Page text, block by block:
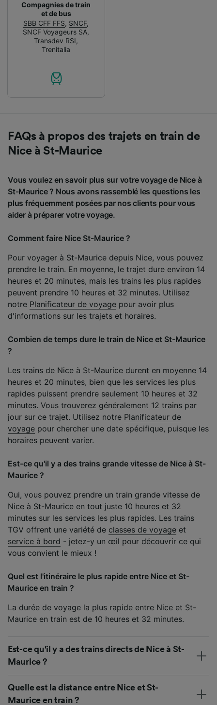
Compagnies de train
et de bus
SBB CFF FFS, SNCF,
SNCF Voyageurs SA,
Transdev RSI,
Trenitalia
FAQs à propos des trajets en train de
Nice à St-Maurice
Vous voulez en savoir plus sur votre voyage de Nice à
St-Maurice ? Nous avons rassemblé les questions les
plus fréquemment posées par nos clients pour vous
aider à préparer votre voyage.
Comment faire Nice St-Maurice ?
Pour voyager à St-Maurice depuis Nice, vous pouvez
prendre le train. En moyenne, le trajet dure environ 14
heures et 20 minutes, mais les trains les plus rapides
peuvent prendre 10 heures et 32 minutes. Utilisez
notre Planificateur de voyage pour avoir plus
d'informations sur les trajets et horaires.
Combien de temps dure le train de Nice et St-Maurice
?
Les trains de Nice à St-Maurice durent en moyenne 14
heures et 20 minutes, bien que les services les plus
rapides puissent prendre seulement 10 heures et 32
minutes. Vous trouverez généralement 12 trains par
jour sur ce trajet. Utilisez notre Planificateur de
voyage pour chercher une date spécifique, puisque les
horaires peuvent varier.
Est-ce qu'il y a des trains grande vitesse de Nice à St-
Maurice ?
Oui, vous pouvez prendre un train grande vitesse de
Nice à St-Maurice en tout juste 10 heures et 32
minutes sur les services les plus rapides. Les trains
TGV offrent une variété de classes de voyage et
service à bord - jetez-y un œil pour découvrir ce qui
vous convient le mieux !
Quel est l'itinéraire le plus rapide entre Nice et St-
Maurice en train ?
La durée de voyage la plus rapide entre Nice et St-
Maurice en train est de 10 heures et 32 minutes.
Est-ce qu'il y a des trains directs de Nice à St-
Maurice ?
Quelle est la distance entre Nice et St-
Maurice en train ?